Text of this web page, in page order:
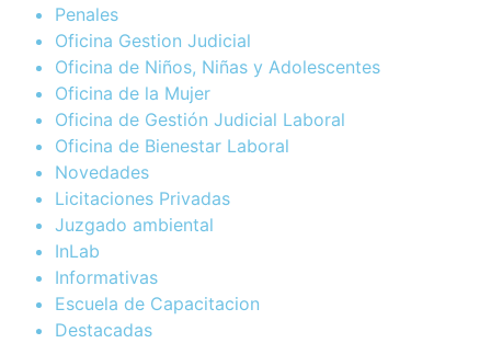
Penales
Oficina Gestion Judicial
Oficina de Niños, Niñas y Adolescentes
Oficina de la Mujer
Oficina de Gestión Judicial Laboral
Oficina de Bienestar Laboral
Novedades
Licitaciones Privadas
Juzgado ambiental
InLab
Informativas
Escuela de Capacitacion
Destacadas